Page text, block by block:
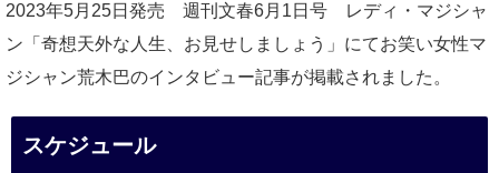
2023年5月25日発売 週刊文春6月1日号 レディ・マジシャ
ン「奇想天外な人生、お見せしましょう」にてお笑い女性マ
ジシャン荒木巴のインタビュー記事が掲載されました。
スケジュール